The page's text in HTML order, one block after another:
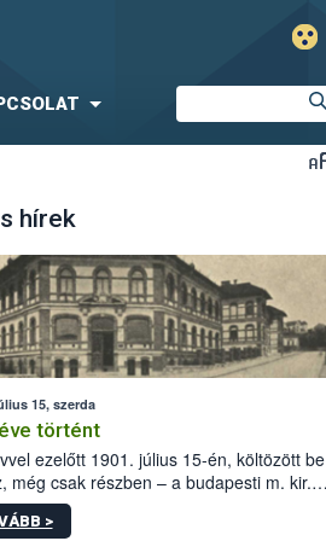
hírek
15, szerda
történt
ezelőtt 1901. július 15-én, költözött be
még csak részben – a budapesti m. kir.
állomás a Kis Rókus utca
alatti, Czigler Győző által tervezett új
>